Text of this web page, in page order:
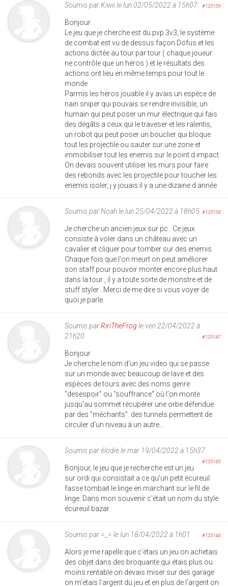
Soumis parKiwiile lun 02/05/2022 à 15h07 #125159
Bonjour
Le jeu que je cherche est du pvp 3v3, le système
de combat est vu de dessus façon Dofus et les
actions dictée au tour par tour ( chaque joueur
ne contrôle que un héros ) et le résultats des
actions ont lieu en même temps pour tout le
monde
Parmis les héros jouable il y avais un espèce de
nain sniper qui pouvais se rendre invisible, un
humain qui peut poser un mur électrique qui fais
des dégâts a ceux qui le traveser et les ralentis,
un robot qui peut poser un bouclier qui bloque
tout les projectile ou sauter sur une zone et
immobiliser tout les enemis sur le point d impact
On devais souvent utiliser les murs pour faire
des rebonds avec les projectile pour toucher les
enemis isoler, j y jouais il y a une dizaine d année
Soumis parNoahle lun 25/04/2022 à 18h05 #125154
Je cherche un ancien jeux sur pc . Ce jeux
consiste à voler dans un château avec un
cavalier et cliquer pour tomber sur des enemis.
Chaque fois que l'on meurt on peut améliorer
son staff pour pouvoir monter encore plus haut
dans la tour , il y a toute sorte de monstre et de
stuff styler . Merci de me dire si vous voyer de
quoi je parle.
Soumis parRiriTheFrog le ven 22/04/2022 à
21h20
#125147
Bonjour
Je cherche le nom d'un jeu video qui se passe
sur un monde avec beaucoup de lave et des
espèces de tours avec des noms genre
"desespoir" ou "souffrance" où l'on monte
jusqu'au sommet récupérer une orbe défendue
par des "méchants". des tunnels permettent de
circuler d'un niveau à un autre...
Soumis parélodiele mar 19/04/2022 à 15h37
#125145
Bonjour, le jeu que je recherche est un jeu
sur ordi qui consistait a ce qu'un petit écureuil
fasse tombait le linge en marchant sur le fil de
linge. Dans mon souvenir c'était un nom du style
écureuil bazar.
Soumis par =_= le lun 18/04/2022 à 1h01 #125144
Alors je me rapelle que c'étais un jeu on achetais
des objet dans des broquante qui étais plus ou
moins rentable on devais miser sur des garage
on m'étais l'argent du jeu et en plus de l'argent on